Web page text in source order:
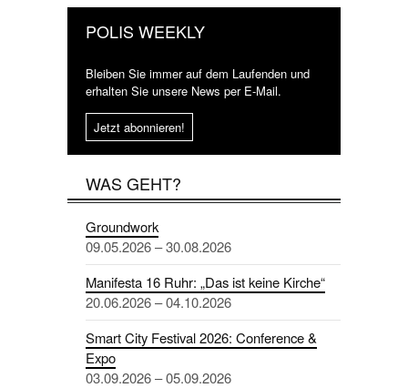
POLIS WEEKLY
Bleiben Sie immer auf dem Laufenden und
erhalten Sie unsere News per E-Mail.
Jetzt abonnieren!
WAS GEHT?
Groundwork
09.05.2026 – 30.08.2026
Manifesta 16 Ruhr: „Das ist keine Kirche“
20.06.2026 – 04.10.2026
Smart City Festival 2026: Conference &
Expo
03.09.2026 – 05.09.2026